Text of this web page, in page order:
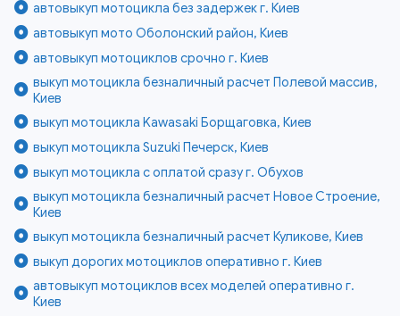
автовыкуп мотоцикла без задержек г. Киев
автовыкуп мото Оболонский район, Киев
автовыкуп мотоциклов срочно г. Киев
выкуп мотоцикла безналичный расчет Полевой массив,
Киев
выкуп мотоцикла Kawasaki Борщаговка, Киев
выкуп мотоцикла Suzuki Печерск, Киев
выкуп мотоцикла с оплатой сразу г. Обухов
выкуп мотоцикла безналичный расчет Новое Строение,
Киев
выкуп мотоцикла безналичный расчет Куликове, Киев
выкуп дорогих мотоциклов оперативно г. Киев
автовыкуп мотоциклов всех моделей оперативно г.
Киев